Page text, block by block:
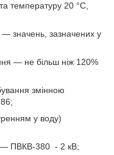
температуру 20 °C,
значень, зазначених у
— не більш ніж 120%
змінною
у воду)
— ПВКВ-380 - 2 кВ;